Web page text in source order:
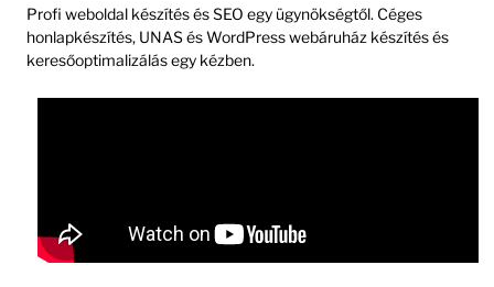
Profi weboldal készítés és SEO egy ügynökségtől. Céges
honlapkészítés, UNAS és WordPress webáruház készítés és
keresőoptimalizálás egy kézben.